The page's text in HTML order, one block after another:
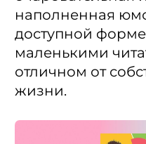
наполненная
доступной
маленькими
отличном от
жизни.